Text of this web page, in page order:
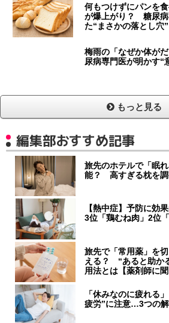
何もつけずにパンを
が爆上がり？ 糖尿病
た“まさかの落とし穴”
梅雨の「なぜか体が
尿病専門医が明かす“
もっと見る
編集部おすすめ記事
旅先のホテルで「眠
能？ 高すぎる枕を調
【熱中症】予防に効
3位「鶏むね肉」2位
旅先で「常用薬」を
える？ “あると助か
用法とは【薬剤師に聞
「休みなのに疲れる
疲労”に注意…3つの